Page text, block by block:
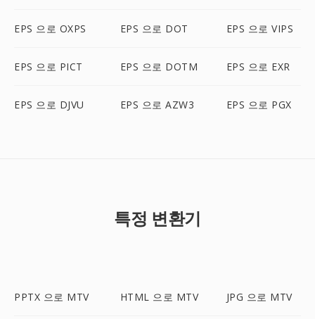
EPS 으로 OXPS EPS 으로 DOT EPS 으로 VIPS
EPS 으로 PICT EPS 으로 DOTM EPS 으로 EXR
EPS 으로 DJVU EPS 으로 AZW3 EPS 으로 PGX
특정 변환기
PPTX 으로 MTV HTML 으로 MTV JPG 으로 MTV